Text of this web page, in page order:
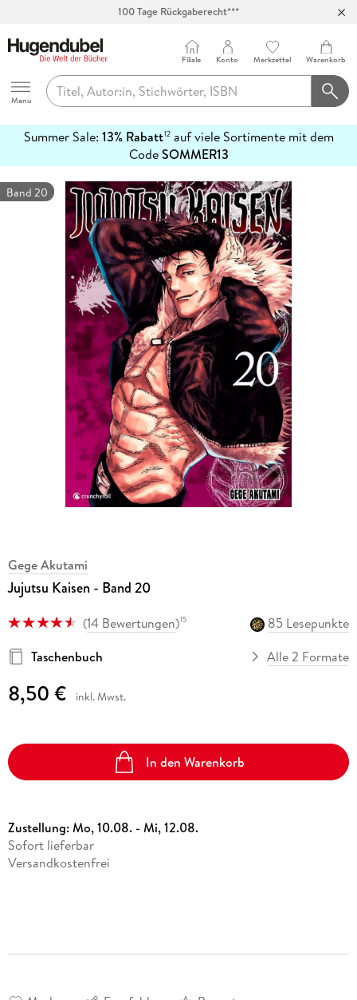
100 Tage Rückgaberecht***
Hugendubel
Menu
Filiale Konto Merkzettel Warenkorb
Summer Sale: 13% Rabatt12auf viele Sortimente mit dem
CodeSOMMER13
erfahren
Band 20
Gege Akutami
Jujutsu Kaisen - Band 20
(14 Bewertungen)15
85 Lesepunkte
Taschenbuch
Alle 2 Formate
8,50 € inkl. Mwst.
In den Warenkorb
Zustellung:Mo, 10.08. - Mi, 12.08.
Sofort lieferbar
Versandkostenfrei